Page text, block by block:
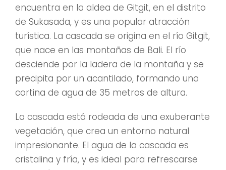
encuentra en la aldea de Gitgit, en el distrito
de Sukasada, y es una popular atracción
turística. La cascada se origina en el río Gitgit,
que nace en las montañas de Bali. El río
desciende por la ladera de la montaña y se
precipita por un acantilado, formando una
cortina de agua de 35 metros de altura.
La cascada está rodeada de una exuberante
vegetación, que crea un entorno natural
impresionante. El agua de la cascada es
cristalina y fría, y es ideal para refrescarse